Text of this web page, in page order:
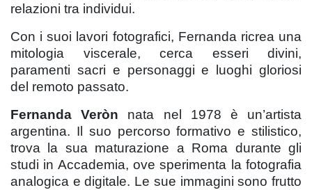
relazioni tra individui.
Con i suoi lavori fotografici, Fernanda ricrea una
mitologia viscerale, cerca esseri divini,
paramenti sacri e personaggi e luoghi gloriosi
del remoto passato.
Fernanda Veròn nata nel 1978 è un’artista
argentina. Il suo percorso formativo e stilistico,
trova la sua maturazione a Roma durante gli
studi in Accademia, ove sperimenta la fotografia
analogica e digitale. Le sue immagini sono frutto